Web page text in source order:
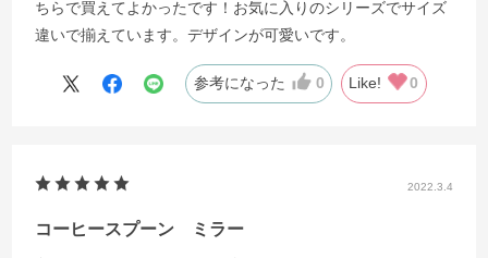
ちらで買えてよかったです！お気に入りのシリーズでサイズ
違いで揃えています。デザインが可愛いです。
参考になった 0 Like! 0
2022.3.4
コーヒースプーン ミラー